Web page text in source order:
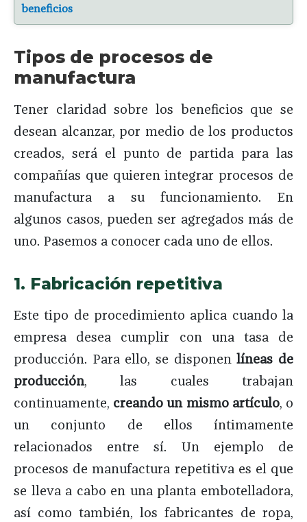
beneficios
Tipos de procesos de
manufactura
Tener claridad sobre los beneficios que se
desean alcanzar, por medio de los productos
creados, será el punto de partida para las
compañías que quieren integrar procesos de
manufactura a su funcionamiento. En
algunos casos, pueden ser agregados más de
uno. Pasemos a conocer cada uno de ellos.
1. Fabricación repetitiva
Este tipo de procedimiento aplica cuando la
empresa desea cumplir con una tasa de
producción. Para ello, se disponenlíneas de
producción, las cuales trabajan
continuamente, creando un mismo artículo, o
un conjunto de ellos íntimamente
relacionados entre sí. Un ejemplo de
procesos de manufactura repetitiva es el que
se lleva a cabo en una planta embotelladora,
así como también, los fabricantes de ropa,